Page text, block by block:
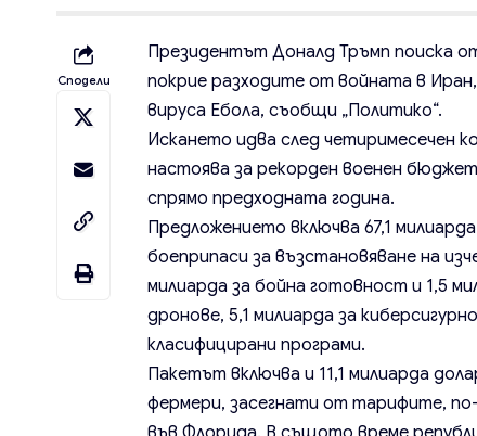
Сподели
Президентът Доналд Тръмп поиска
покрие разходите от войната в
вируса Ебола, съобщи „Политико“.
Искането идва след четиримесечен
настоява за рекорден военен
спрямо предходната година.
Предложението включва 67,1
боеприпаси за възстановяване на
милиарда за бойна готовност и 1,5
дронове, 5,1 милиарда за
класифицирани програми.
Пакетът включва и 11,1 милиарда
фермери, засегнати от тарифите,